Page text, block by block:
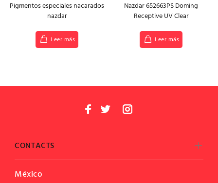
Pigmentos especiales nacarados
nazdar
Leer más
Nazdar 652663PS Doming
Receptive UV Clear
Leer más
CONTACTS
México